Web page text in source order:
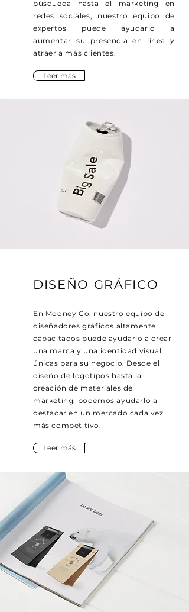
búsqueda hasta el marketing en
redes sociales, nuestro equipo de
expertos puede ayudarlo a
aumentar su presencia en línea y
atraer a más clientes.
Leer más
DISEÑO GRÁFICO
En Mooney Co, nuestro equipo de
diseñadores gráficos altamente
capacitados puede ayudarlo a crear
una marca y una identidad visual
únicas para su negocio. Desde el
diseño de logotipos hasta la
creación de materiales de
marketing, podemos ayudarlo a
destacar en un mercado cada vez
más competitivo.
Leer más